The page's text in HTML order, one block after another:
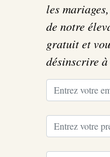
les
de notre
gratuit et
désinscrire